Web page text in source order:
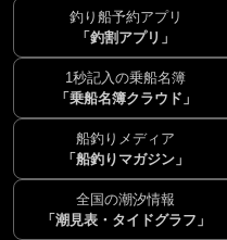
釣り船予約アプリ
「釣割アプリ」
1秒記入の乗船名簿
「乗船名簿クラウド」
船釣りメディア
「船釣りマガジン」
全国の潮汐情報
「潮見表・タイドグラフ」